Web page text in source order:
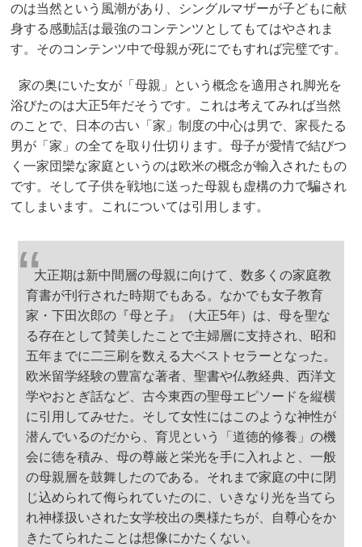
のは当然という風潮があり、シングルマザーが子どもに献
身する感動話は最強のコンテンツとしてもてはやされま
す。そのコンテンツ中で母親が死にでもすれば完璧です。
家の奥にいた女が「母親」という概念を適用され脚光を
浴びたのは大正5年だそうです。これは考えてみれば当然
のことで、日本の古い「家」制度の中心は男で、家長たる
男が「家」の全てを取り仕切ります。母子が愛情で結びつ
く一家団欒な家庭というのは欧米の概念が輸入されたもの
です。そして子供を戦地に送った母親も虚構の力で騙され
てしまいます。これについては引用します。
大正期は新中間層の母親に向けて、数多くの家庭教
育書が刊行された時期でもある。なかでも女子教育
家・下田次郎の『母と子』（大正5年）は、母を聖な
る存在として賛美したことで主婦層に支持され、昭和
五年までに二三刷を数える大ベストセラーとなった。
欧米留学経験の豊富な著者、聖書や仏教経典、西洋文
学やおとぎ話など、古今東西の聖母エピソードを縦横
に引用してみせた。そして女性にはこのような神性が
潜んでいるのだから、育児という「道徳的修養」の機
会に徳を積み、母の尊厳と栄光を手に入れよと、一般
の母親層を鼓舞したのである。それまで家庭の中に閉
じ込められて侮られていたのに、いきなり光を当てら
れ神様扱いされた女学校出の奥様たちが、自尊心をか
きたてられたことは想像にかたくない。